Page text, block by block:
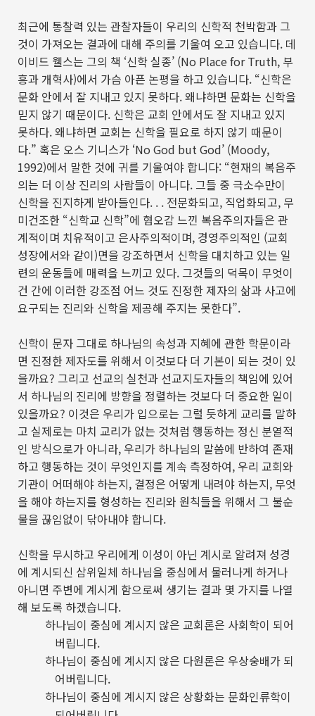
최근에 통찰력 있는 관찰자들이 우리의 신학적 천박함과 그
것이 가져오는 결과에 대해 주의를 기울여 오고 있습니다. 데
이비드 웰스는 그의 책 ‘신학 실종’ (No Place for Truth, 부
흥과 개혁사)에서 가슴 아픈 논평을 하고 있습니다. “신학은
문화 안에서 잘 지내고 있지 못하다.왜냐하면 문화는 신학을
믿지 않기 때문이다. 신학은 교회 안에서도 잘 지내고 있지
못하다.왜냐하면 교회는 신학을 필요로 하지 않기 때문이
다.” 혹은 오스 기니스가 ‘No God but God’ (Moody,
1992)에서 말한 것에 귀를 기울여야 합니다: “현재의 복음주
의는 더 이상 진리의 사람들이 아니다. 그들 중 극소수만이
신학을 진지하게 받아들인다. . . 전문화되고, 직업화되고, 무
미건조한 “신학교 신학”에 혐오감 느낀 복음주의자들은 관
계적이며 치유적이고 은사주의적이며, 경영주의적인 (교회
성장에서와 같이)면을 강조하면서 신학을 대치하고 있는 일
련의 운동들에 매력을 느끼고 있다. 그것들의 덕목이 무엇이
건 간에 이러한 강조점 어느 것도 진정한 제자의 삶과 사고에
요구되는 진리와 신학을 제공해 주지는 못한다”.
신학이 문자 그대로 하나님의 속성과 지혜에 관한 학문이라
면 진정한 제자도를 위해서 이것보다 더 기본이 되는 것이 있
을까요? 그리고 선교의 실천과 선교지도자들의 책임에 있어
서 하나님의 진리에 방향을 정렬하는 것보다 더 중요한 일이
있을까요? 이것은 우리가 입으로는 그럴 듯하게 교리를 말하
고 실제로는 마치 교리가 없는 것처럼 행동하는 정신 분열적
인 방식으로가 아니라, 우리가 하나님의 말씀에 반하여 존재
하고 행동하는 것이 무엇인지를 계속 측정하여, 우리 교회와
기관이 어떠해야 하는지, 결정은 어떻게 내려야 하는지, 무엇
을 해야 하는지를 형성하는 진리와 원칙들을 위해서 그 불순
물을 끊임없이 닦아내야 합니다.
신학을 무시하고 우리에게 이성이 아닌 계시로 알려져 성경
에 계시되신 삼위일체 하나님을 중심에서 물러나게 하거나
아니면 주변에 계시게 함으로써 생기는 결과 몇 가지를 나열
해 보도록 하겠습니다.
하나님이 중심에 계시지 않은 교회론은 사회학이 되어
버립니다.
하나님이 중심에 계시지 않은 다원론은 우상숭배가 되
어버립니다.
하나님이 중심에 계시지 않은 상황화는 문화인류학이